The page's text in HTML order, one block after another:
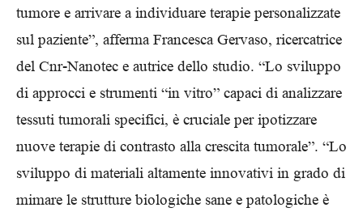
tumore e arrivare a individuare terapie personalizzate
sul paziente”, afferma Francesca Gervaso, ricercatrice
del Cnr-Nanotec e autrice dello studio. “Lo sviluppo
di approcci e strumenti “in vitro” capaci di analizzare
tessuti tumorali specifici, è cruciale per ipotizzare
nuove terapie di contrasto alla crescita tumorale”. “Lo
sviluppo di materiali altamente innovativi in grado di
mimare le strutture biologiche sane e patologiche è